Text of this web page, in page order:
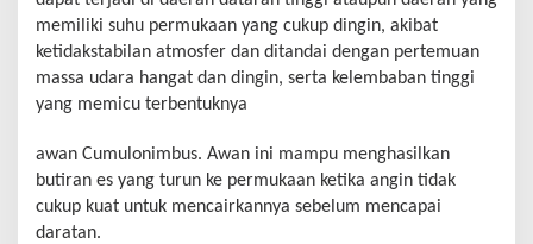
memiliki suhu permukaan yang cukup dingin, akibat
ketidakstabilan atmosfer dan ditandai dengan pertemuan
massa udara hangat dan dingin, serta kelembaban tinggi
yang memicu terbentuknya
awan Cumulonimbus. Awan ini mampu menghasilkan
butiran es yang turun ke permukaan ketika angin tidak
cukup kuat untuk mencairkannya sebelum mencapai
daratan.